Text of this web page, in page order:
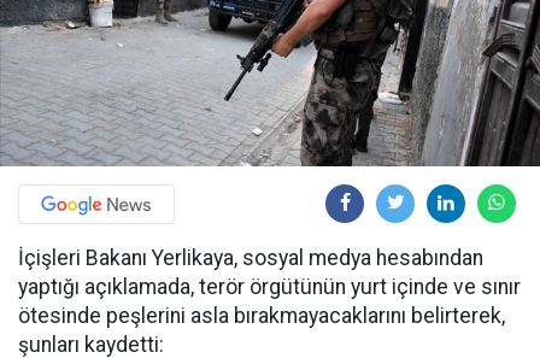
İçişleri Bakanı Yerlikaya, sosyal medya hesabından
yaptığı açıklamada, terör örgütünün yurt içinde ve sınır
ötesinde peşlerini asla bırakmayacaklarını belirterek,
şunları kaydetti: